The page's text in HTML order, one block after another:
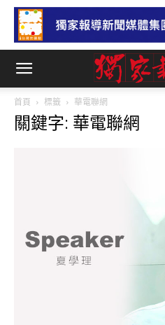
首頁 標籤 華電聯網
關鍵字: 華電聯網